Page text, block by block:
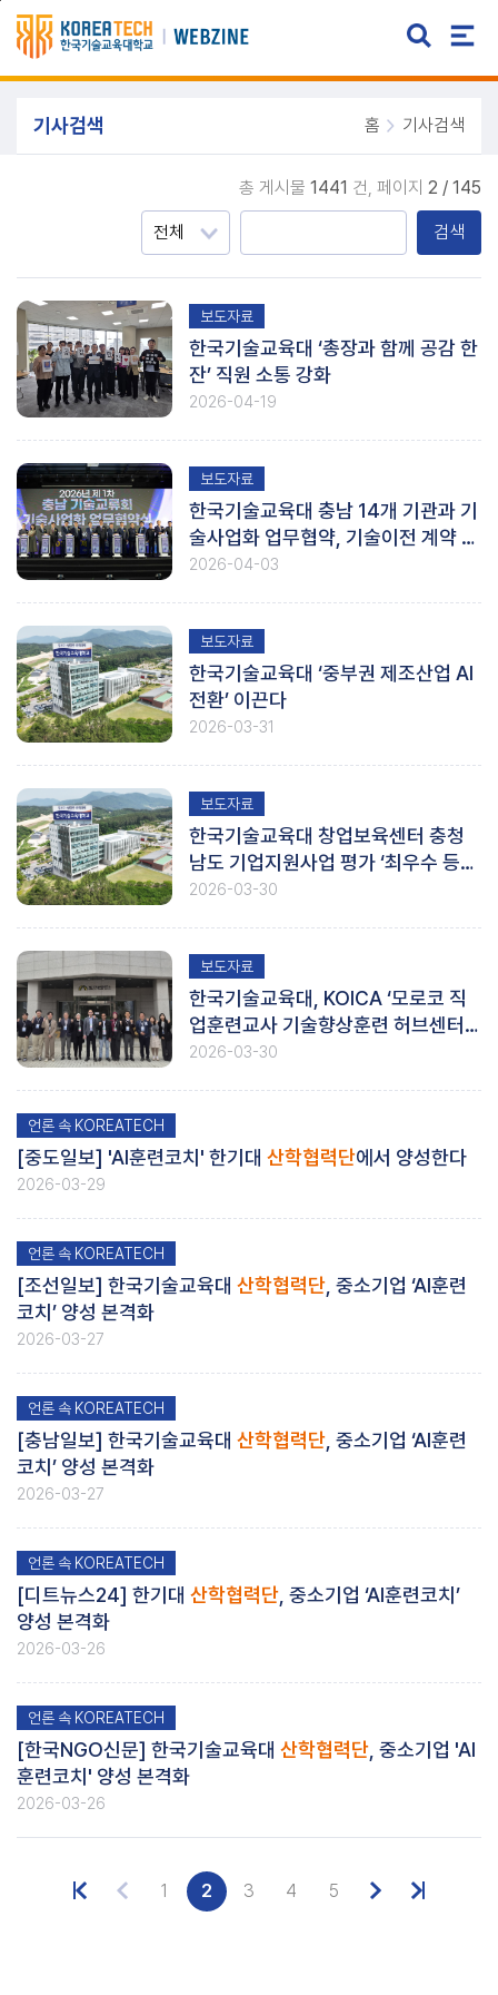
주메뉴 바로가기
본문 바로가기
기사검색 홈 기사검색
총 게시물 1441 건, 페이지 2 / 145
검색
보도자료
한국기술교육대 ‘총장과 함께 공감 한
잔’ 직원 소통 강화
2026-04-19
보도자료
한국기술교육대 충남 14개 기관과 기
술사업화 업무협약, 기술이전 계약 체
결
2026-04-03
보도자료
한국기술교육대 ‘중부권 제조산업 AI
전환’ 이끈다
2026-03-31
보도자료
한국기술교육대 창업보육센터 충청
남도 기업지원사업 평가 ‘최우수 등
급’
2026-03-30
보도자료
한국기술교육대, KOICA ‘모로코 직
업훈련교사 기술향상훈련 허브센터’
행정인력 초청연수
2026-03-30
언론 속 KOREATECH
[중도일보] 'AI훈련코치' 한기대 산학협력단에서 양성한다
2026-03-29
언론 속 KOREATECH
[조선일보] 한국기술교육대 산학협력단 , 중소기업 ‘AI훈련
코치’ 양성 본격화
2026-03-27
언론 속 KOREATECH
[충남일보] 한국기술교육대 산학협력단 , 중소기업 ‘AI훈련
코치’ 양성 본격화
2026-03-27
언론 속 KOREATECH
[디트뉴스24] 한기대 산학협력단 , 중소기업 ‘AI훈련코치’
양성 본격화
2026-03-26
언론 속 KOREATECH
[한국NGO신문] 한국기술교육대 산학협력단 , 중소기업 'AI
훈련코치' 양성 본격화
2026-03-26
1 2 3 4 5